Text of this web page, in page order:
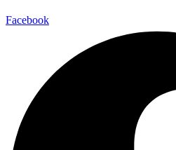
Facebook